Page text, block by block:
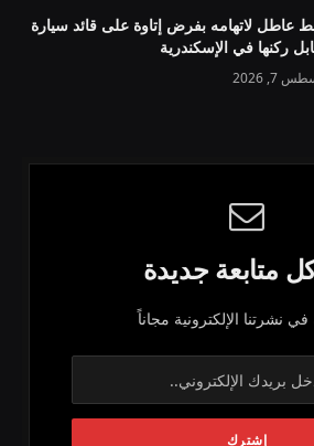
عاطل لاتهامه بفرض إتاوة على قائد سيارة
ركنها في الإسكندرية
7, 2026
متابعة جديدة
نشرتنا الإلكترونية مجاناً